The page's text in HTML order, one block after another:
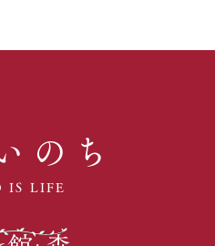
のち
IS LIFE